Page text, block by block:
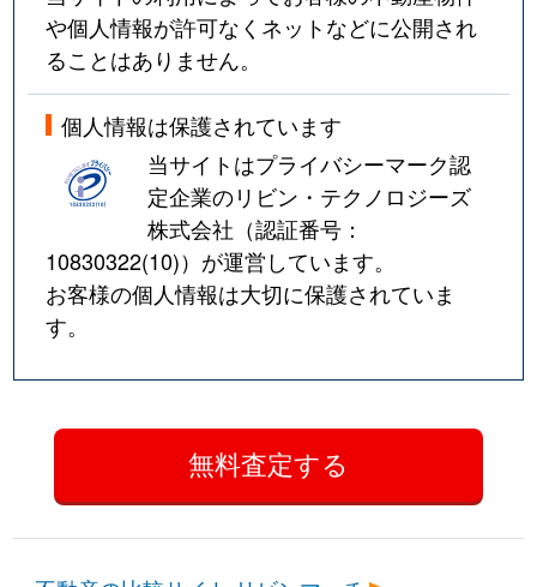
や個人情報が許可なくネットなどに公開され
ることはありません。
個人情報は保護されています
当サイトはプライバシーマーク認
定企業のリビン・テクノロジーズ
株式会社（認証番号：
10830322(10)）が運営しています。
お客様の個人情報は大切に保護されていま
す。